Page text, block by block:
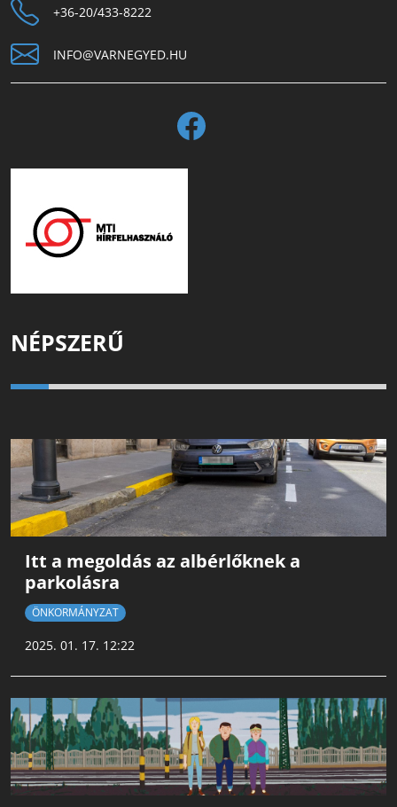
+36-20/433-8222
INFO@VARNEGYED.HU
NÉPSZERŰ
Itt a megoldás az albérlőknek a
parkolásra
ÖNKORMÁNYZAT
2025. 01. 17. 12:22